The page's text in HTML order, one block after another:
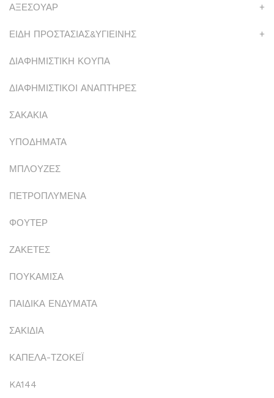
ΑΞΕΣΟΥΑΡ +
ΕΙΔΗ ΠΡΟΣΤΑΣΙΑΣ&ΥΓΙΕΙΝΗΣ +
ΔΙΑΦΗΜΙΣΤΙΚΗ ΚΟΥΠΑ
ΔΙΑΦΗΜΙΣΤΙΚΟΙ ΑΝΑΠΤΗΡΕΣ
ΣΑΚΑΚΙΑ
ΥΠΟΔΗΜΑΤΑ
ΜΠΛΟΥΖΕΣ
ΠΕΤΡΟΠΛΥΜΕΝΑ
ΦΟΥΤΕΡ
ΖΑΚΕΤΕΣ
ΠΟΥΚΑΜΙΣΑ
ΠΑΙΔΙΚΑ ΕΝΔΥΜΑΤΑ
ΣΑΚΙΔΙΑ
ΚΑΠΕΛΑ-ΤΖΟΚΕΪ
KA144